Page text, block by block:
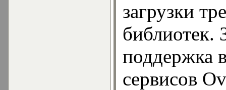
загрузки
библиотек.
поддержка
сервисов